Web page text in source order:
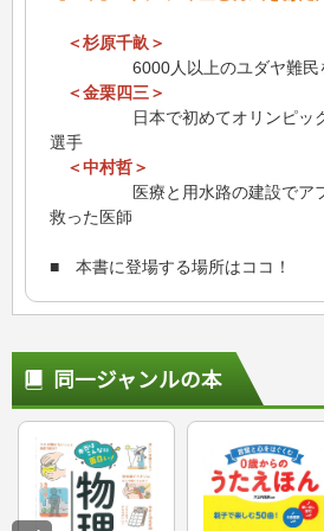
＜杉原千畝＞
6000人以上のユダヤ難民を
＜金栗四三＞
日本で初めてオリンピック
選手
＜中村哲＞
医療と用水路の建設でアフ
救った医師
■ 本書に登場する場所はココ！
同一ジャンルの本